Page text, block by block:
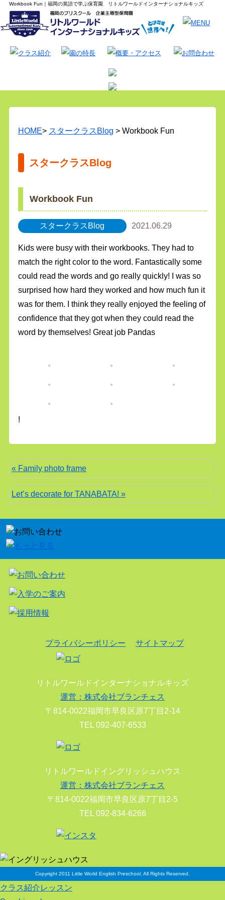
Workbook Fun｜福岡の英語で学ぶ保育園 リトルワールドインターナショナルキッズ
HOME> スタークラスBlog > Workbook Fun
スタークラスBlog
Workbook Fun
スタークラスBlog 2021.06.29
Kids were busy with their workbooks. They had to
match the right color to the word. Fantastically some
could read the words and go really quickly! I was so
surprised how hard they worked and how much fun it
was for them. I think they really enjoyed the feeling of
confidence that they got when they could read the
word by themselves! Great job Pandas
!
« Family photo frame
Let’s decorate for TANABATA! »
プライバシーポリシー サイトマップ
リトルワールドインターナショナルキッズ
運営：株式会社ブランチェス
〒814-0022福岡市早良区原7丁目2-14
TEL 092-407-6533
リトルワールドイングリッシュハウス
運営：株式会社ブランチェス
〒814-0022福岡市早良区原7丁目2-5
TEL 092-834-6266
Copyright 2011 Little World English Preschool. All Rights Reserved.
クラス紹介レッスン